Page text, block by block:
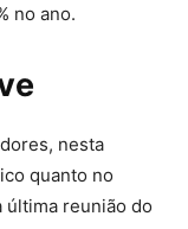
no ano.
nesta
quanto no
última reunião do